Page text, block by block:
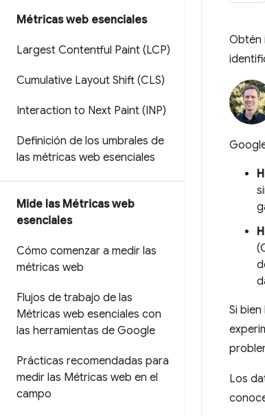
Métricas web esenciales
Largest Contentful Paint (LCP)
Cumulative Layout Shift (CLS)
Interaction to Next Paint (INP)
Definición de los umbrales de
las métricas web esenciales
Mide las Métricas web
esenciales
Cómo comenzar a medir las
métricas web
Flujos de trabajo de las
Métricas web esenciales con
las herramientas de Google
Prácticas recomendadas para
medir las Métricas web en el
campo
Obtén
Si
Los